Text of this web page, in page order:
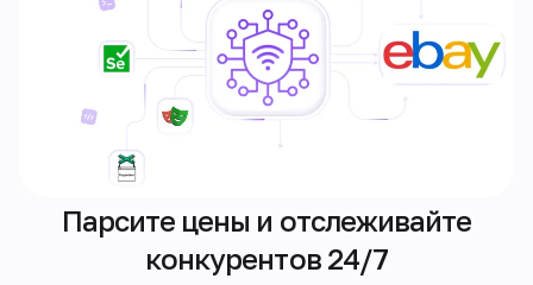
Парсите цены и отслеживайте
конкурентов 24/7